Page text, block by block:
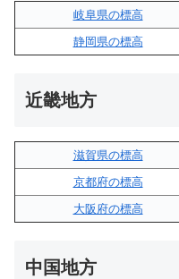
岐阜県の標高
静岡県の標高
近畿地方
滋賀県の標高
京都府の標高
大阪府の標高
中国地方